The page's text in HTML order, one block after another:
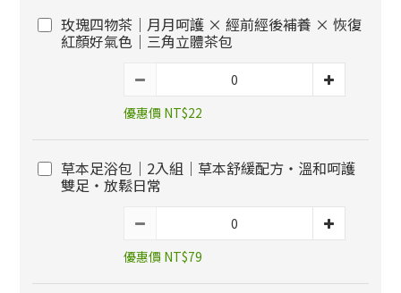
玫瑰四物茶｜月月呵護 × 經前經後補養 × 恢復
紅顏好氣色｜三角立體茶包
優惠價 NT$22
草本足浴包｜2入組｜草本舒緩配方・溫和呵護
雙足・放鬆日常
優惠價 NT$79